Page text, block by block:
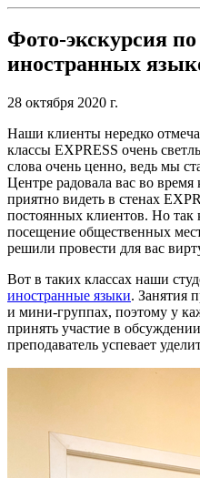
Фото-экскурсия
иностранных
28 октября 2020 г.
Наши клиенты нередко
классы EXPRESS очень
слова очень ценно, ведь мы
Центре радовала вас во
приятно видеть в стенах
постоянных клиентов. Но так
посещение общественных
решили провести для вас
Вот в таких классах наши
иностранные языки. Занятия
и мини-группах, поэтому у
принять участие в
преподаватель успевает